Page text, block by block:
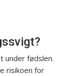
under fødslen.
risikoen for